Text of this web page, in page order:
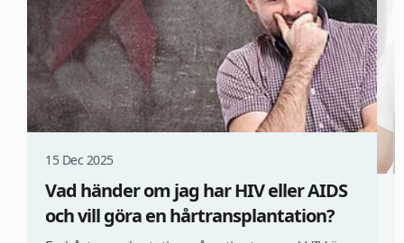
15 Dec 2025
Vad händer om jag har HIV eller AIDS
och vill göra en hårtransplantation?